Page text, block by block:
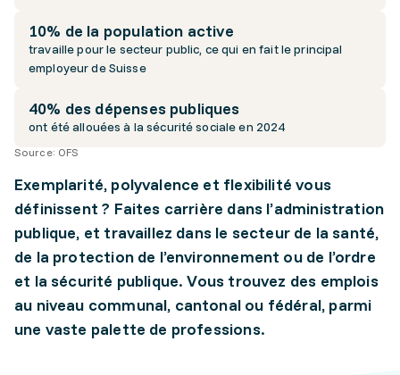
10% de la population active
travaille pour le secteur public, ce qui en fait le principal
employeur de Suisse
40% des dépenses publiques
ont été allouées à la sécurité sociale en 2024
Source: OFS
Exemplarité, polyvalence et flexibilité vous
définissent ? Faites carrière dans l’administration
publique, et travaillez dans le secteur de la santé,
de la protection de l’environnement ou de l’ordre
et la sécurité publique. Vous trouvez des emplois
au niveau communal, cantonal ou fédéral, parmi
une vaste palette de professions.